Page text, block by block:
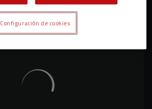
Configuración de cookies